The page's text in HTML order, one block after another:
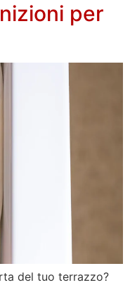
per
del tuo terrazzo?